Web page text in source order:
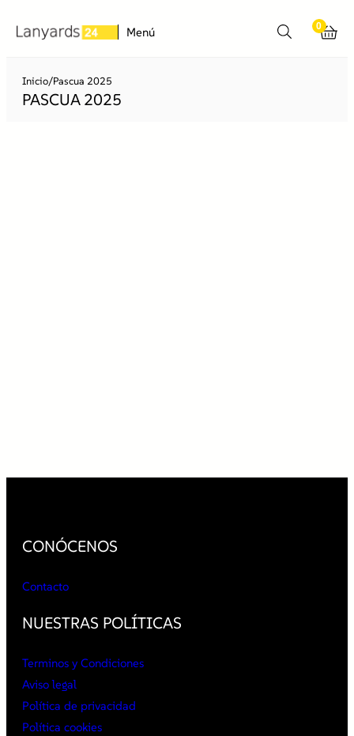
Menú 0
Inicio/Pascua 2025
PASCUA 2025
CONÓCENOS
Contacto
NUESTRAS POLÍTICAS
Terminos y Condiciones
Aviso legal
Política de privacidad
Política cookies